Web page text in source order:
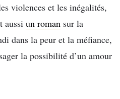
violences et les inégalités,
aussi un roman sur la
dans la peur et la méfiance,
la possibilité d’un amour